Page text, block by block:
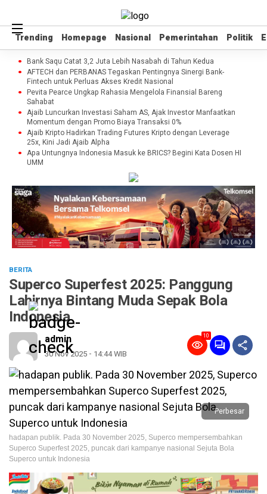
Trending Homepage Nasional Pemerintahan Politik
Trending Homepage Nasional Pemerintahan Politik
Bank Saqu Catat 3,2 Juta Lebih Nasabah di Tahun Kedua
AFTECH dan PERBANAS Tegaskan Pentingnya Sinergi Bank-
Fintech untuk Perluas Akses Kredit Nasional
Pevita Pearce Ungkap Rahasia Mengelola Finansial Bareng
Sahabat
Ajaib Luncurkan Investasi Saham AS, Ajak Investor Manfaatkan
Momentum dengan Promo Biaya Transaksi 0%
Ajaib Kripto Hadirkan Trading Futures Kripto dengan Leverage
25x, Kini Jadi Ajaib Alpha
Apa Untungnya Indonesia Masuk ke BRICS? Begini Kata Dosen HI
UMM
BERITA
Superco Superfest 2025: Panggung
Lahirnya Bintang Muda Sepak Bola
Indonesia
admin
30 Nov 2025 - 14:44 WIB
10
Perbesar
hadapan publik. Pada 30 November 2025, Superco mempersembahkan
Superco Superfest 2025, puncak dari kampanye nasional Sejuta Bola
Superco untuk Indonesia